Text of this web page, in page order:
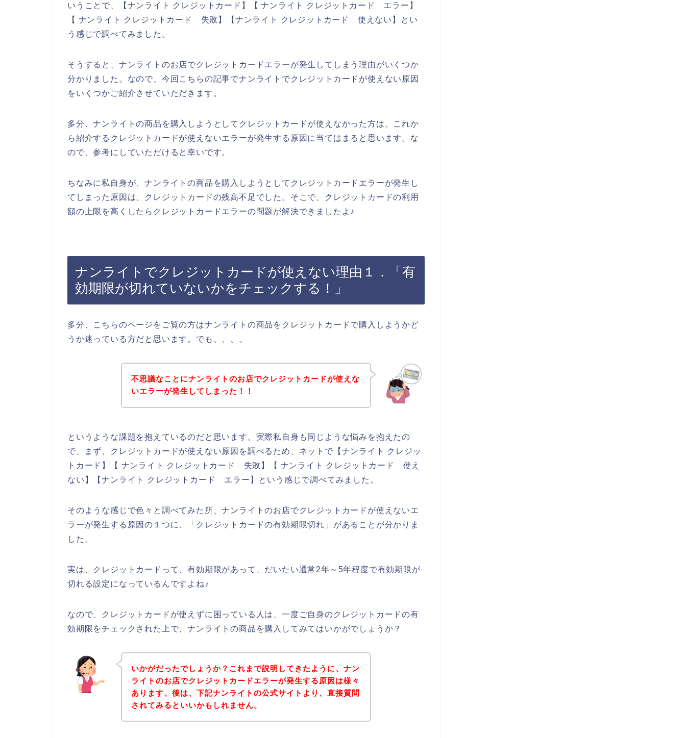
いうことで、【ナンライト クレジットカード】【 ナンライト クレジットカード エラー】
【 ナンライト クレジットカード 失敗】【ナンライト クレジットカード 使えない】とい
う感じで調べてみました。
そうすると、ナンライトのお店でクレジットカードエラーが発生してしまう理由がいくつか
分かりました。なので、今回こちらの記事でナンライトでクレジットカードが使えない原因
をいくつかご紹介させていただきます。
多分、ナンライトの商品を購入しようとしてクレジットカードが使えなかった方は、これか
ら紹介するクレジットカードが使えないエラーが発生する原因に当てはまると思います。な
ので、参考にしていただけると幸いです。
ちなみに私自身が、ナンライトの商品を購入しようとしてクレジットカードエラーが発生し
てしまった原因は、クレジットカードの残高不足でした。そこで、クレジットカードの利用
額の上限を高くしたらクレジットカードエラーの問題が解決できましたよ♪
ナンライトでクレジットカードが使えない理由１．「有
効期限が切れていないかをチェックする！」
多分、こちらのページをご覧の方はナンライトの商品をクレジットカードで購入しようかど
うか迷っている方だと思います。でも、、、。
不思議なことにナンライトのお店でクレジットカードが使えな
いエラーが発生してしまった！！
というような課題を抱えているのだと思います。実際私自身も同じような悩みを抱えたの
で、まず、クレジットカードが使えない原因を調べるため、ネットで【ナンライト クレジッ
トカード】【 ナンライト クレジットカード 失敗】【 ナンライト クレジットカード 使え
ない】【ナンライト クレジットカード エラー】という感じで調べてみました。
そのような感じで色々と調べてみた所、ナンライトのお店でクレジットカードが使えないエ
ラーが発生する原因の１つに、「クレジットカードの有効期限切れ」があることが分かりま
した。
実は、クレジットカードって、有効期限があって、だいたい通常2年～5年程度で有効期限が
切れる設定になっているんですよね♪
なので、クレジットカードが使えずに困っている人は、一度ご自身のクレジットカードの有
効期限をチェックされた上で、ナンライトの商品を購入してみてはいかがでしょうか？
いかがだったでしょうか？これまで説明してきたように、ナン
ライトのお店でクレジットカードエラーが発生する原因は様々
あります。後は、下記ナンライトの公式サイトより、直接質問
されてみるといいかもしれません。